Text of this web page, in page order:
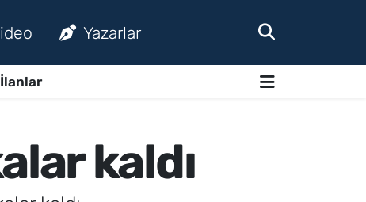
Yazarlar
kaldı